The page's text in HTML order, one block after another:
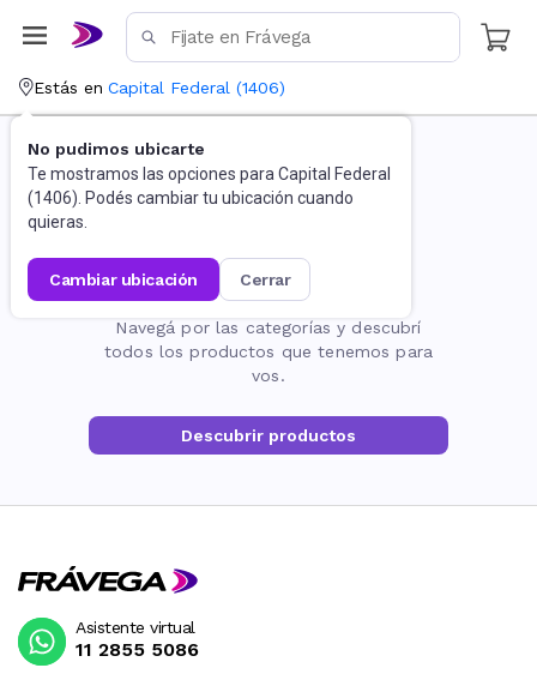
Estás en Capital Federal (1406)
No pudimos ubicarte
Te mostramos las opciones para Capital Federal
(1406). Podés cambiar tu ubicación cuando
quieras.
cambiar ubicación cerrar
La página no existe
Navegá por las categorías y descubrí
todos los productos que tenemos para
vos.
Descubrir productos
Asistente virtual
11 2855 5086